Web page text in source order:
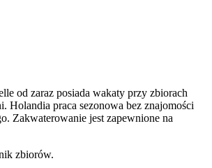
od zaraz posiada wakaty przy zbiorach
Holandia praca sezonowa bez znajomości
Zakwaterowanie jest zapewnione na
zbiorów.